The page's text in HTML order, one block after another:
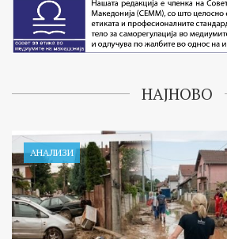
НАЈНОВО
АНАЛИЗИ